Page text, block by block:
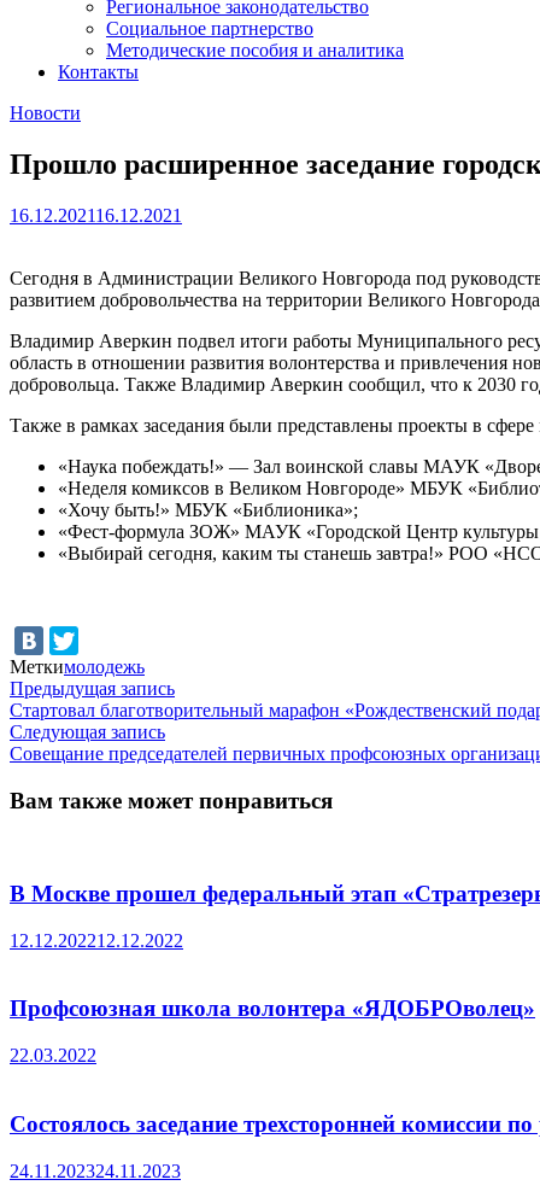
Региональное законодательство
Социальное партнерство
Методические пособия и аналитика
Контакты
Новости
Прошло расширенное заседание
16.12.202116.12.2021
Сегодня в Администрации Великого Новгорода под
развитием добровольчества на территории Великого
Владимир Аверкин подвел итоги работы Муниципального
область в отношении развития волонтерства и привлечения
добровольца. Также Владимир Аверкин сообщил, что к 2030
Также в рамках заседания были представлены проекты в
«Наука побеждать!» — Зал воинской славы МАУК
«Неделя комиксов в Великом Новгороде» МБУК
«Хочу быть!» МБУК «Библионика»;
«Фест-формула ЗОЖ» МАУК «Городской Центр культуры
«Выбирай сегодня, каким ты станешь завтра!» РОО
Меткимолодежь
Навигация
по
записям
Предыдущая записьПредыдущая
запись:
Стартовал благотворительный марафон «Рождественский
Следующая записьСледующая
запись:
Совещание председателей первичных профсоюзных
Вам также может понравиться
В Москве прошел федеральный этап
12.12.202212.12.2022
Профсоюзная школа волонтера «ЯДОБРОволец»
22.03.2022
Состоялось заседание трехсторонней комиссии
24.11.202324.11.2023